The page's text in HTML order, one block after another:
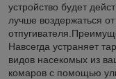
устройство будет
лучше воздержаться
Навсегда устраняет
видов насекомых из
комаров с помощью